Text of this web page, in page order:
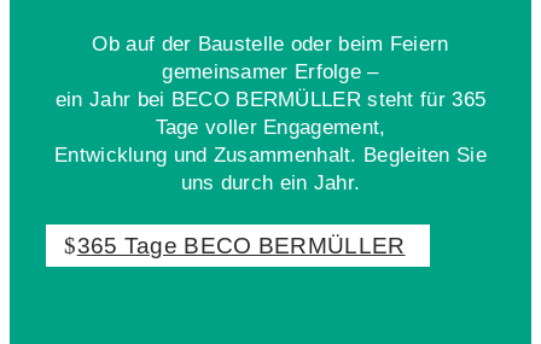
Ob auf der Baustelle oder beim Feiern
gemeinsamer Erfolge –
ein Jahr bei BECO BERMÜLLER steht für 365
Tage voller Engagement,
Entwicklung und Zusammenhalt. Begleiten Sie
uns durch ein Jahr.
365 Tage BECO BERMÜLLER